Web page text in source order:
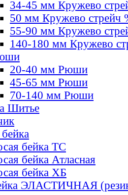
34-45 мм Кружево
50 мм Кружево стрейч
55-90 мм Кружево
140-180 мм Кружево
20-40 мм Рюши
45-65 мм Рюши
70-140 мм Рюши
Шитье
бейка ТС
бейка Атласная
бейка ХБ
ЭЛАСТИЧНАЯ